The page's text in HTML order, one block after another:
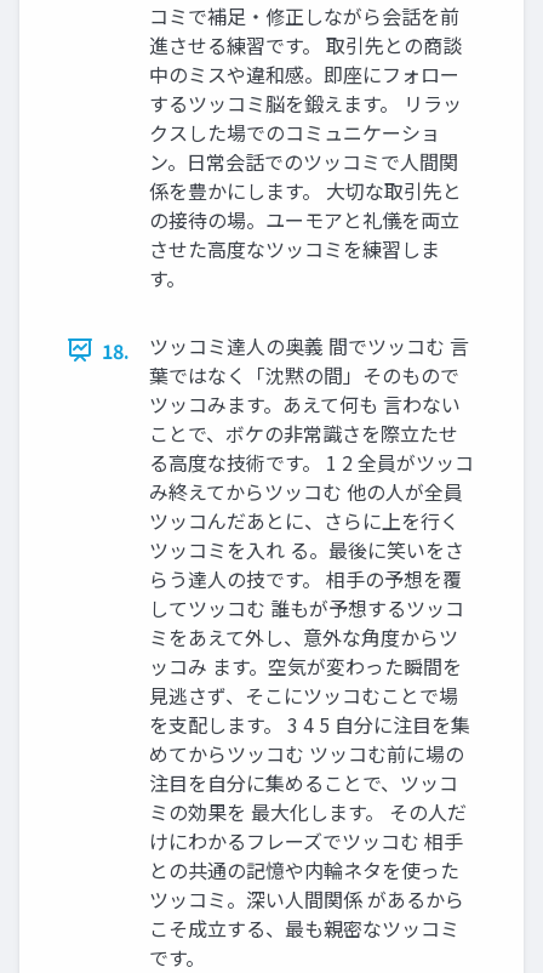
コミで補足・修正しながら会話を前
進させる練習です。 取引先との商談
中のミスや違和感。即座にフォロー
するツッコミ脳を鍛えます。 リラッ
クスした場でのコミュニケーショ
ン。日常会話でのツッコミで人間関
係を豊かにします。 大切な取引先と
の接待の場。ユーモアと礼儀を両立
させた高度なツッコミを練習しま
す。
18.
ツッコミ達人の奥義 間でツッコむ 言
葉ではなく「沈黙の間」そのもので
ツッコみます。あえて何も 言わない
ことで、ボケの非常識さを際立たせ
る高度な技術です。 1 2 全員がツッコ
み終えてからツッコむ 他の人が全員
ツッコんだあとに、さらに上を行く
ツッコミを入れ る。最後に笑いをさ
らう達人の技です。 相手の予想を覆
してツッコむ 誰もが予想するツッコ
ミをあえて外し、意外な角度からツ
ッコみ ます。空気が変わった瞬間を
見逃さず、そこにツッコむことで場
を支配します。 3 4 5 自分に注目を集
めてからツッコむ ツッコむ前に場の
注目を自分に集めることで、ツッコ
ミの効果を 最大化します。 その人だ
けにわかるフレーズでツッコむ 相手
との共通の記憶や内輪ネタを使った
ツッコミ。深い人間関係 があるから
こそ成立する、最も親密なツッコミ
です。